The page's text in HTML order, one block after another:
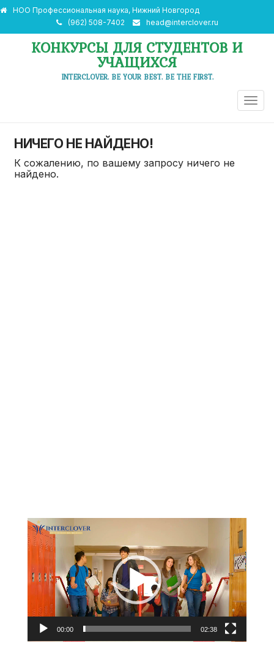
НОО Профессиональная наука, Нижний Новгород
(962) 508-7402
head@interclover.ru
КОНКУРСЫ ДЛЯ СТУДЕНТОВ И
УЧАЩИХСЯ
INTERCLOVER. BE YOUR BEST. BE THE FIRST.
НИЧЕГО НЕ НАЙДЕНО!
К сожалению, по вашему запросу ничего не
найдено.
Видеоплеер
00:00 02:38